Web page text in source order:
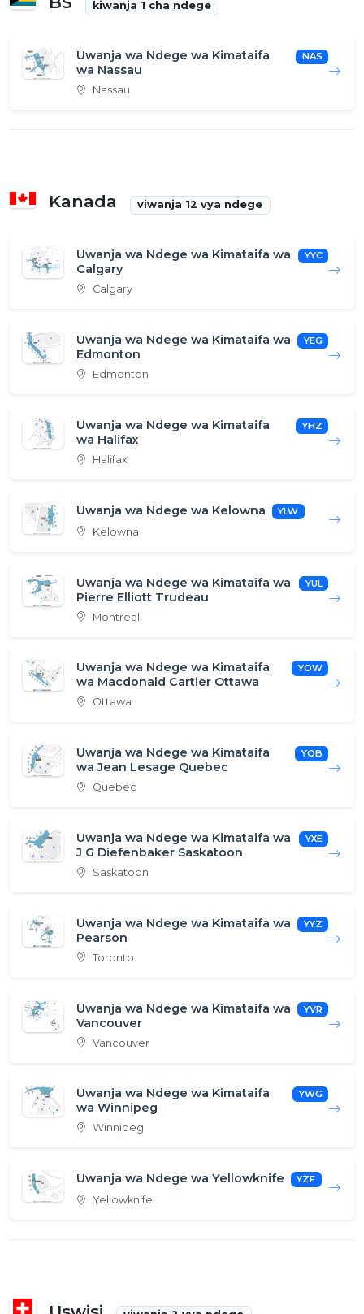
kiwanja 1 cha ndege
Uwanja wa Ndege wa Kimataifa
wa Nassau
NAS
Nassau
Kanada viwanja 12 vya ndege
Uwanja wa Ndege wa Kimataifa wa
Calgary
YYC
Calgary
Uwanja wa Ndege wa Kimataifa wa
Edmonton
YEG
Edmonton
Uwanja wa Ndege wa Kimataifa
wa Halifax
YHZ
Halifax
Uwanja wa Ndege wa Kelowna YLW
Kelowna
Uwanja wa Ndege wa Kimataifa wa
Pierre Elliott Trudeau
YUL
Montreal
Uwanja wa Ndege wa Kimataifa
wa Macdonald Cartier Ottawa
YOW
Ottawa
Uwanja wa Ndege wa Kimataifa
wa Jean Lesage Quebec
YQB
Quebec
Uwanja wa Ndege wa Kimataifa wa
J G Diefenbaker Saskatoon
YXE
Saskatoon
Uwanja wa Ndege wa Kimataifa wa
Pearson
YYZ
Toronto
Uwanja wa Ndege wa Kimataifa wa
Vancouver
YVR
Vancouver
Uwanja wa Ndege wa Kimataifa
wa Winnipeg
YWG
Winnipeg
Uwanja wa Ndege wa Yellowknife YZF
Yellowknife